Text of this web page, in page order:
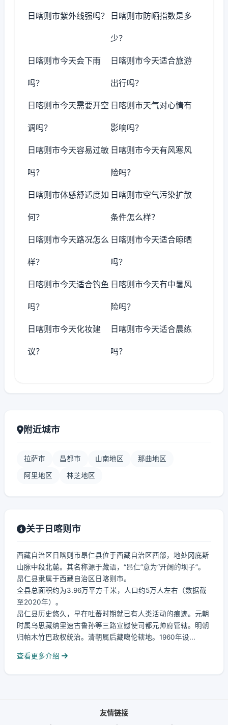
日喀则市紫外线强吗？ 日喀则市防晒指数是多
少？
日喀则市今天会下雨
吗？
日喀则市今天适合旅游
出行吗？
日喀则市今天需要开空
调吗？
日喀则市天气对心情有
影响吗？
日喀则市今天容易过敏
吗？
日喀则市今天有风寒风
险吗？
日喀则市体感舒适度如
何？
日喀则市空气污染扩散
条件怎么样？
日喀则市今天路况怎么
样？
日喀则市今天适合晾晒
吗？
日喀则市今天适合钓鱼
吗？
日喀则市今天有中暑风
险吗？
日喀则市今天化妆建
议？
日喀则市今天适合晨练
吗？
附近城市
拉萨市 昌都市 山南地区 那曲地区
阿里地区 林芝地区
关于日喀则市
西藏自治区日喀则市昂仁县位于西藏自治区西部，地处冈底斯
山脉中段北麓。其名称源于藏语，“昂仁”意为“开阔的坝子”。
昂仁县隶属于西藏自治区日喀则市。
全县总面积约为3.96万平方千米，人口约5万人左右（数据截
至2020年）。
昂仁县历史悠久，早在吐蕃时期就已有人类活动的痕迹。元朝
时属乌思藏纳里速古鲁孙等三路宣慰使司都元帅府管辖。明朝
归帕木竹巴政权统治。清朝属后藏噶伦辖地。1960年设...
查看更多介绍
友情链接